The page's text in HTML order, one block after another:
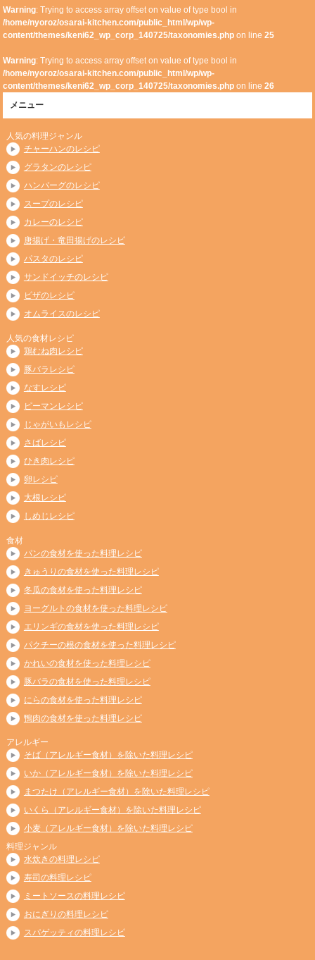
Warning: Trying to access array offset on value of type bool in
/home/nyoroz/osarai-kitchen.com/public_html/wp/wp-
content/themes/keni62_wp_corp_140725/taxonomies.php on line25
Warning: Trying to access array offset on value of type bool in
/home/nyoroz/osarai-kitchen.com/public_html/wp/wp-
content/themes/keni62_wp_corp_140725/taxonomies.php on line26
メニュー
人気の料理ジャンル
チャーハンのレシピ
グラタンのレシピ
ハンバーグのレシピ
スープのレシピ
カレーのレシピ
唐揚げ・竜田揚げのレシピ
パスタのレシピ
サンドイッチのレシピ
ピザのレシピ
オムライスのレシピ
人気の食材レシピ
鶏むね肉レシピ
豚バラレシピ
なすレシピ
ピーマンレシピ
じゃがいもレシピ
さばレシピ
ひき肉レシピ
卵レシピ
大根レシピ
しめじレシピ
食材
パンの食材を使った料理レシピ
きゅうりの食材を使った料理レシピ
冬瓜の食材を使った料理レシピ
ヨーグルトの食材を使った料理レシピ
エリンギの食材を使った料理レシピ
パクチーの根の食材を使った料理レシピ
かれいの食材を使った料理レシピ
豚バラの食材を使った料理レシピ
にらの食材を使った料理レシピ
鴨肉の食材を使った料理レシピ
アレルギー
そば（アレルギー食材）を除いた料理レシピ
いか（アレルギー食材）を除いた料理レシピ
まつたけ（アレルギー食材）を除いた料理レシピ
いくら（アレルギー食材）を除いた料理レシピ
小麦（アレルギー食材）を除いた料理レシピ
料理ジャンル
水炊きの料理レシピ
寿司の料理レシピ
ミートソースの料理レシピ
おにぎりの料理レシピ
スパゲッティの料理レシピ